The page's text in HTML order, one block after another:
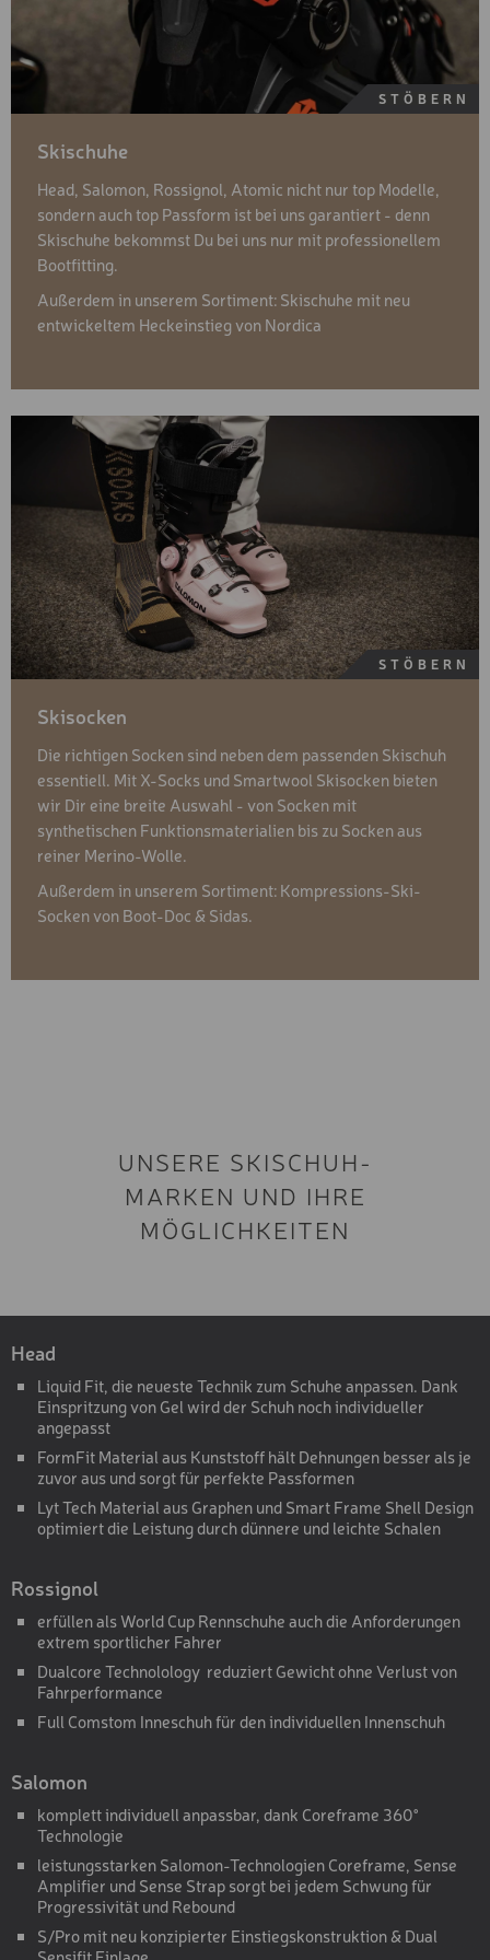
Skischuhe
Head, Salomon, Rossignol, Atomic nicht nur top Modelle,
sondern auch top Passform ist bei uns garantiert - denn
Skischuhe bekommst Du bei uns nur mit professionellem
Bootfitting.
Außerdem in unserem Sortiment: Skischuhe mit neu
entwickeltem Heckeinstieg von Nordica
STÖBERN
Skisocken
Die richtigen Socken sind neben dem passenden Skischuh
essentiell. Mit X-Socks und Smartwool Skisocken bieten
wir Dir eine breite Auswahl - von Socken mit
synthetischen Funktionsmaterialien bis zu Socken aus
reiner Merino-Wolle.
Außerdem in unserem Sortiment: Kompressions-Ski-
Socken von Boot-Doc & Sidas.
STÖBERN
UNSERE SKISCHUH-
MARKEN UND IHRE
MÖGLICHKEITEN
Head
Liquid Fit, die neueste Technik zum Schuhe anpassen. Dank
Einspritzung von Gel wird der Schuh noch individueller
angepasst
FormFit Material aus Kunststoff hält Dehnungen besser als je
zuvor aus und sorgt für perfekte Passformen
Lyt Tech Material aus Graphen und Smart Frame Shell Design
optimiert die Leistung durch dünnere und leichte Schalen
Rossignol
erfüllen als World Cup Rennschuhe auch die Anforderungen
extrem sportlicher Fahrer
Dualcore Technolology reduziert Gewicht ohne Verlust von
Fahrperformance
Full Comstom Inneschuh für den individuellen Innenschuh
Salomon
komplett individuell anpassbar, dank Coreframe 360°
Technologie
leistungsstarken Salomon-Technologien Coreframe, Sense
Amplifier und Sense Strap sorgt bei jedem Schwung für
Progressivität und Rebound
S/Pro mit neu konzipierter Einstiegskonstruktion & Dual
rechtlich vorgehen können. Der EuGH hat aus diesem
Grund in einem Urteil den früheren
Angemessenheitsbeschluss für ungültig erklärt.
die Datenübermittlung in die USA ist Ihre Einwilligung
gemäß Art. 49 Abs 1 lit a iVm Art. 6 Abs 1 lit a DSGVO. Die
USA verfügt über kein den Standards der EU
entsprechendes Datenschutzniveau. Insbesondere können
US Geheimdienste auf Ihre Daten zugreifen, ohne dass Sie
darüber informiert werden und ohne dass Sie dagegen
rechtlich vorgehen können. Der EuGH hat aus diesem